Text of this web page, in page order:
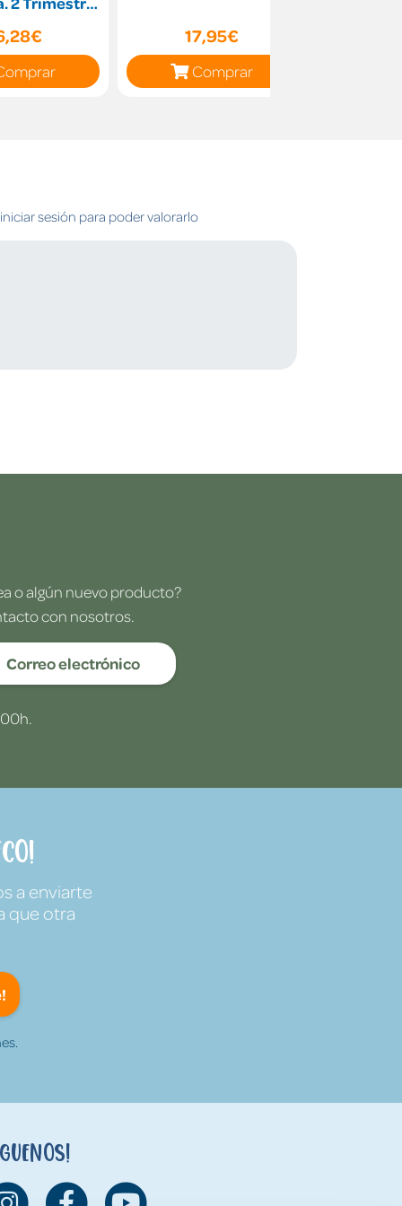
17,95€
Comprar
sesión para poder valorarlo
o algún nuevo producto?
con nosotros.
Correo electrónico
a enviarte
que otra